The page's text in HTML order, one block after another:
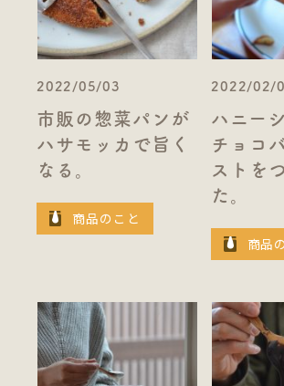
2022/05/03
市販の惣菜パンが
ハサモッカで旨く
なる。
商品のこと
2022/02/
ハニー
チョコ
ストを
た。
商品